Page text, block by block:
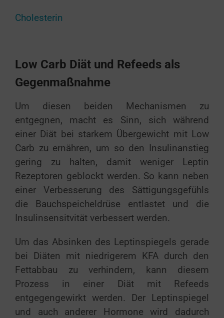
Cholesterin
Low Carb Diät und Refeeds als
Gegenmaßnahme
Um diesen beiden Mechanismen zu
entgegnen, macht es Sinn, sich während
einer Diät bei starkem Übergewicht mit Low
Carb zu ernähren, um so den Insulinanstieg
gering zu halten, damit weniger Leptin
Rezeptoren geblockt werden. So kann neben
einer Verbesserung des Sättigungsgefühls
die Bauchspeicheldrüse entlastet und die
Insulinsensitvität verbessert werden.
Um das Absinken des Leptinspiegels gerade
bei Diäten mit niedrigerem KFA durch den
Fettabbau zu verhindern, kann diesem
Prozess in einer Diät mit Refeeds
entgegengewirkt werden. Der Leptinspiegel
und auch anderer Hormone wird dadurch